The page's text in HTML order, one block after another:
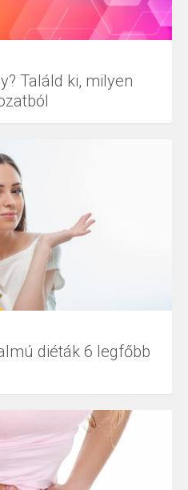
Találd ki, milyen
diéták 6 legfőbb